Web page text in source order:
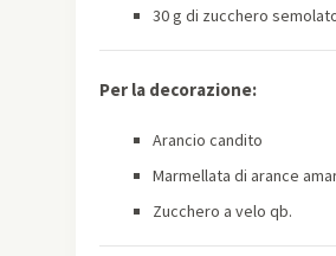
30 g di zucchero
Per la decorazione:
Arancio candito
Marmellata di arance
Zucchero a velo qb.